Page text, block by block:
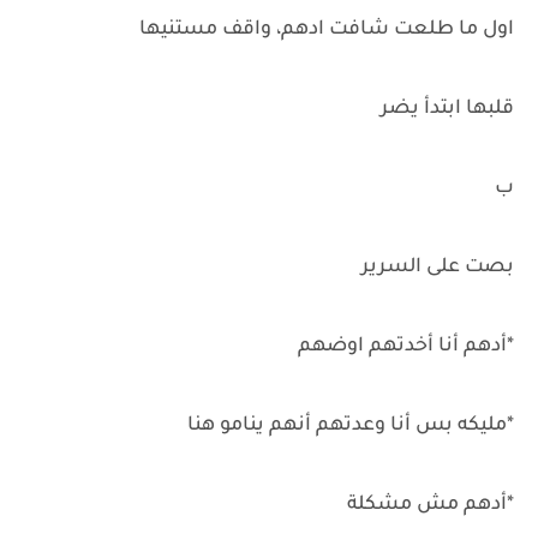
اول ما طلعت شافت ادهم، واقف مستنيها
قلبها ابتدأ يضر
ب
بصت على السرير
*أدهم أنا أخدتهم اوضهم
*مليكه بس أنا وعدتهم أنهم ينامو هنا
*أدهم مش مشكلة